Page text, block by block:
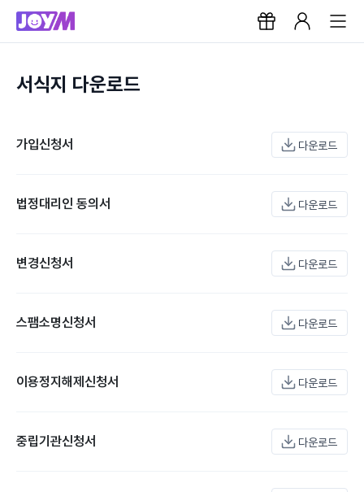
서식지 다운로드
가입신청서 다운로드
법정대리인 동의서 다운로드
변경신청서 다운로드
스팸소명신청서 다운로드
이용정지해제신청서 다운로드
중립기관신청서 다운로드